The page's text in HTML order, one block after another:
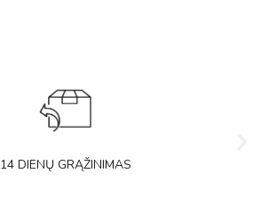
14 DIENŲ GRĄŽINIMAS